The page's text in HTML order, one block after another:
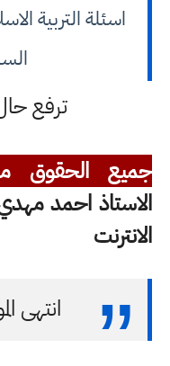
ترفع
جميع الحقوق
الاستاذ احمد
الانترنت
انتهى